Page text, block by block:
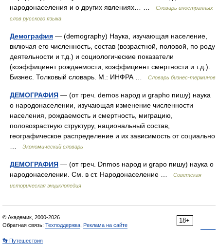
народонаселения и о других явлениях… …
Словарь иностранных
слов русского языка
Демография — (demography) Наука, изучающая население,
включая его численность, состав (возрастной, половой, по роду
деятельности и т.д.) и социологические показатели
(коэффициент рождаемости, коэффициент смертности и т.д.).
Бизнес. Толковый словарь. М.: ИНФРА …
Словарь бизнес-терминов
ДЕМОГРАФИЯ — (от греч. demos народ и grapho пишу) наука
о народонаселении, изучающая изменение численности
населения, рождаемость и смертность, миграцию,
половозрастную структуру, национальный состав,
географическое распределение и их зависимость от социально
Экономический словарь
ДЕМОГРАФИЯ — (от греч. Dnmos народ и grapo пишу) наука о
народонаселении. См. в ст. Народонаселение …
Советская
историческая энциклопедия
18+
© Академик, 2000-2026
Обратная связь: Техподдержка Реклама на сайте
👣 Путешествия